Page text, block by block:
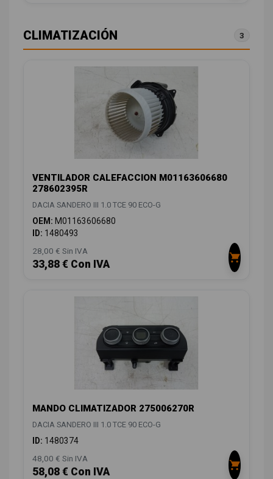
CLIMATIZACIÓN 3
VENTILADOR CALEFACCION M01163606680
278602395R
DACIA SANDERO III 1.0 TCE 90 ECO-G
OEM: M01163606680
ID: 1480493
28,00 € Sin IVA
33,88 € Con IVA
MANDO CLIMATIZADOR 275006270R
DACIA SANDERO III 1.0 TCE 90 ECO-G
ID: 1480374
48,00 € Sin IVA
58,08 € Con IVA